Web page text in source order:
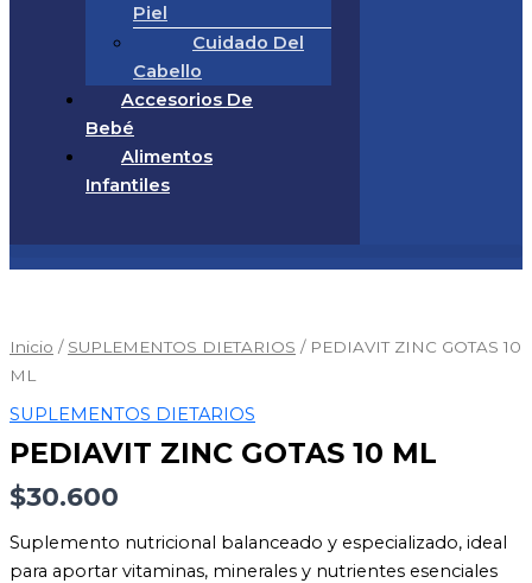
Piel
Cuidado Del
Cabello
Accesorios De
Bebé
Alimentos
Infantiles
Inicio / SUPLEMENTOS DIETARIOS / PEDIAVIT ZINC GOTAS 10
ML
SUPLEMENTOS DIETARIOS
PEDIAVIT ZINC GOTAS 10 ML
$30.600
Suplemento nutricional balanceado y especializado, ideal
para aportar vitaminas, minerales y nutrientes esenciales
GOTAS
10
cantidad